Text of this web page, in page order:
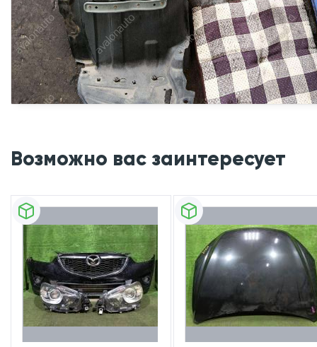
Возможно вас заинтересует